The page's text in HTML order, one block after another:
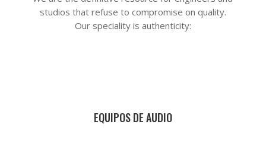
studios that refuse to compromise on quality.
Our speciality is authenticity:
EQUIPOS DE AUDIO